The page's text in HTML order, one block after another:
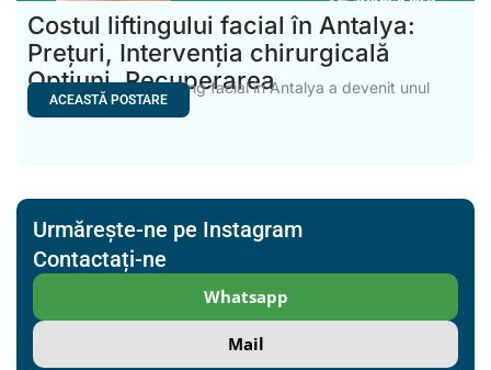
Costul liftingului facial în Antalya:
Prețuri, Intervenția chirurgicală
Opțiuni, Recuperarea
Costul operației de lifting facial în Antalya a devenit unul
ACEASTĂ POSTARE
Urmărește-ne pe Instagram
Contactați-ne
Whatsapp
Mail